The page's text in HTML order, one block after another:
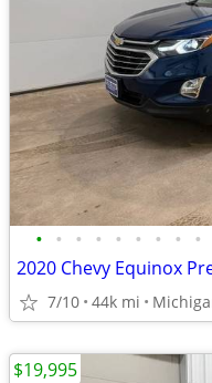
• • • • • • • • •
2020 Chevy Equinox
7/10 44k mi
$19,995